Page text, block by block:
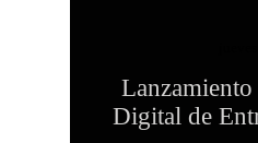
Digital de